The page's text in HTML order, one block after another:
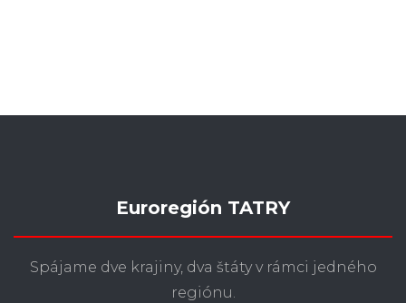
Euroregión TATRY
Spájame dve krajiny, dva štáty v rámci jedného
regiónu.